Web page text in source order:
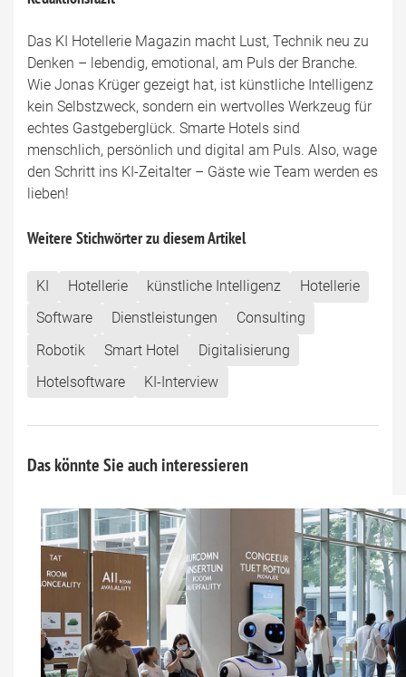
Das KI Hotellerie Magazin macht Lust, Technik neu zu
Denken – lebendig, emotional, am Puls der Branche.
Wie Jonas Krüger gezeigt hat, ist künstliche Intelligenz
kein Selbstzweck, sondern ein wertvolles Werkzeug für
echtes Gastgeberglück. Smarte Hotels sind
menschlich, persönlich und digital am Puls. Also, wage
den Schritt ins KI-Zeitalter – Gäste wie Team werden es
lieben!
Weitere Stichwörter zu diesem Artikel
KI Hotellerie künstliche Intelligenz
Hotellerie
Software
Dienstleistungen
Consulting
Robotik
Smart Hotel
Digitalisierung
Hotelsoftware
KI-Interview
Das könnte Sie auch interessieren